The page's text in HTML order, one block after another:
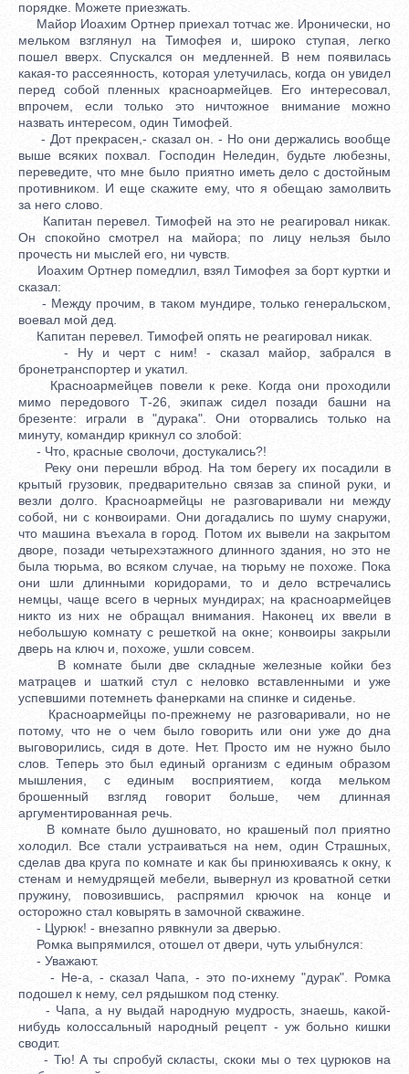
порядке. Можете приезжать.
Майор Иоахим Ортнер приехал тотчас же. Иронически, но
мельком взглянул на Тимофея и, широко ступая, легко
пошел вверх. Спускался он медленней. В нем появилась
какая-то рассеянность, которая улетучилась, когда он увидел
перед собой пленных красноармейцев. Его интересовал,
впрочем, если только это ничтожное внимание можно
назвать интересом, один Тимофей.
- Дот прекрасен,- сказал он. - Но они держались вообще
выше всяких похвал. Господин Неледин, будьте любезны,
переведите, что мне было приятно иметь дело с достойным
противником. И еще скажите ему, что я обещаю замолвить
за него слово.
Капитан перевел. Тимофей на это не реагировал никак.
Он спокойно смотрел на майора; по лицу нельзя было
прочесть ни мыслей его, ни чувств.
Иоахим Ортнер помедлил, взял Тимофея за борт куртки и
сказал:
- Между прочим, в таком мундире, только генеральском,
воевал мой дед.
Капитан перевел. Тимофей опять не реагировал никак.
- Ну и черт с ним! - сказал майор, забрался в
бронетранспортер и укатил.
Красноармейцев повели к реке. Когда они проходили
мимо передового Т-26, экипаж сидел позади башни на
брезенте: играли в "дурака". Они оторвались только на
минуту, командир крикнул со злобой:
- Что, красные сволочи, достукались?!
Реку они перешли вброд. На том берегу их посадили в
крытый грузовик, предварительно связав за спиной руки, и
везли долго. Красноармейцы не разговаривали ни между
собой, ни с конвоирами. Они догадались по шуму снаружи,
что машина въехала в город. Потом их вывели на закрытом
дворе, позади четырехэтажного длинного здания, но это не
была тюрьма, во всяком случае, на тюрьму не похоже. Пока
они шли длинными коридорами, то и дело встречались
немцы, чаще всего в черных мундирах; на красноармейцев
никто из них не обращал внимания. Наконец их ввели в
небольшую комнату с решеткой на окне; конвоиры закрыли
дверь на ключ и, похоже, ушли совсем.
В комнате были две складные железные койки без
матрацев и шаткий стул с неловко вставленными и уже
успевшими потемнеть фанерками на спинке и сиденье.
Красноармейцы по-прежнему не разговаривали, но не
потому, что не о чем было говорить или они уже до дна
выговорились, сидя в доте. Нет. Просто им не нужно было
слов. Теперь это был единый организм с единым образом
мышления, с единым восприятием, когда мельком
брошенный взгляд говорит больше, чем длинная
аргументированная речь.
В комнате было душновато, но крашеный пол приятно
холодил. Все стали устраиваться на нем, один Страшных,
сделав два круга по комнате и как бы принюхиваясь к окну, к
стенам и немудрящей мебели, вывернул из кроватной сетки
пружину, повозившись, распрямил крючок на конце и
осторожно стал ковырять в замочной скважине.
- Цурюк! - внезапно рявкнули за дверью.
Ромка выпрямился, отошел от двери, чуть улыбнулся:
- Уважают.
- Не-а, - сказал Чапа, - это по-ихнему "дурак". Ромка
подошел к нему, сел рядышком под стенку.
- Чапа, а ну выдай народную мудрость, знаешь, какой-
нибудь колоссальный народный рецепт - уж больно кишки
сводит.
- Тю! А ты спробуй скласты, скоки мы о тех цурюков на